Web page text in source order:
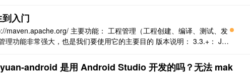
入门
maven.apache.org/ 主要功能： 工程管理（工程创建、编译、测试、发
理功能非常强大，也是我们要使用它的主要目的 版本说明： 3.3.+： JD
android 是用 Android Studio 开发的吗？无法 mak